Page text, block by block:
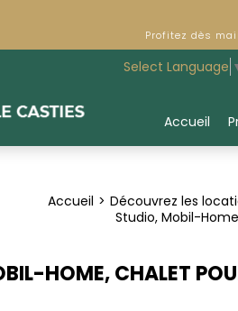
Profitez dès
Select Language
Accueil
Accueil
Découvrez les
Studio, Mobil-
HOME, CHALET